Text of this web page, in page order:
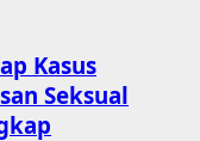
Kasus
Seksual